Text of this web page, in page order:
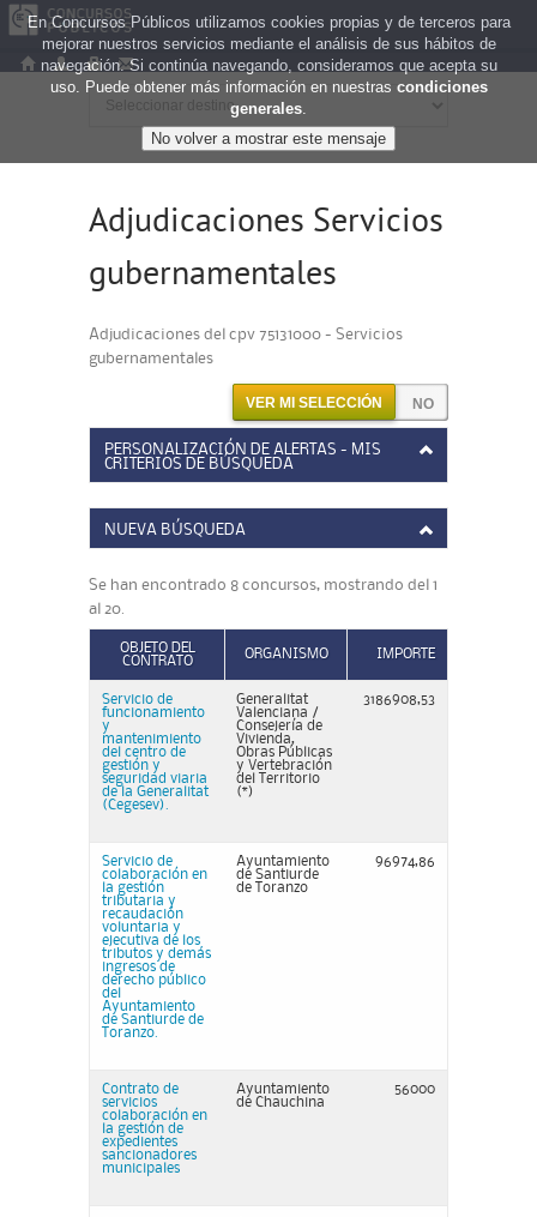
Adjudicaciones Servicios
gubernamentales
Adjudicaciones del cpv 75131000 - Servicios
gubernamentales
VER MI SELECCIÓN
PERSONALIZACIÓN DE ALERTAS - MIS
CRITERIOS DE BÚSQUEDA
NUEVA BÚSQUEDA
Se han encontrado 8 concursos, mostrando del 1
al 20.
OBJETO DEL
CONTRATO
ORGANISMO IMPORTE
Servicio de
funcionamiento
y
mantenimiento
del centro de
gestión y
seguridad viaria
de la Generalitat
(Cegesev).
Generalitat
Valenciana /
Consejería de
Vivienda,
Obras Públicas
y Vertebración
del Territorio
(*)
3186908,53
Servicio de
colaboración en
la gestión
tributaria y
recaudación
voluntaria y
ejecutiva de los
tributos y demás
ingresos de
derecho público
del
Ayuntamiento
de Santiurde de
Toranzo.
Ayuntamiento
de Santiurde
de Toranzo
96974,86
Contrato de
servicios
colaboración en
la gestión de
expedientes
sancionadores
municipales
Ayuntamiento
de Chauchina
56000
En Concursos Públicos utilizamos cookies propias y de terceros para
mejorar nuestros servicios mediante el análisis de sus hábitos de
navegación. Si continúa navegando, consideramos que acepta su
uso. Puede obtener más información en nuestras condiciones
generales.